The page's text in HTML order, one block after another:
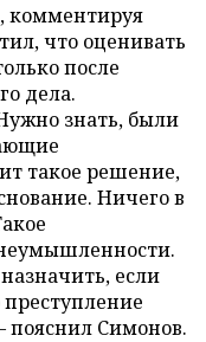
комментируя
что оценивать
после
дела.
знать, были
такое решение,
Ничего в
если
Симонов.